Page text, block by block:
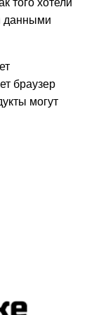
данными
браузер
могут